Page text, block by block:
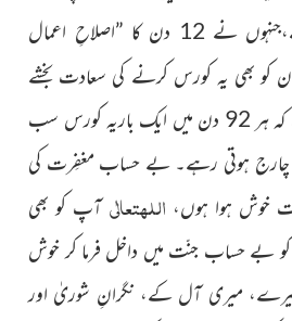
اُس پر عمل بھی کرنا ہے،جنہوں نے 12 دن کا ”اصلاحِ اعمال
کو بھی یہ کورس کرنے کی سعادت بخشے
بلکہ میری تو یہ خواہش ہے کہ ہر 92 دن میں ایک باریہ کورس سب
چارج ہوتی رہے۔ بے حساب مغفِرت کی
خوش ہوا ہوں، اللہتعالٰیآپ کو بھی
حساب جنّت میں داخل فرما کر خوش
میری آل کے، نگرانِ شوریٰ اور